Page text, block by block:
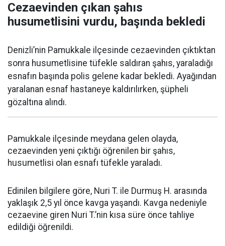
Cezaevinden çıkan şahıs
husumetlisini vurdu, başında bekledi
Denizli’nin Pamukkale ilçesinde cezaevinden çıktıktan
sonra husumetlisine tüfekle saldıran şahıs, yaraladığı
esnafın başında polis gelene kadar bekledi. Ayağından
yaralanan esnaf hastaneye kaldırılırken, şüpheli
gözaltına alındı.
Pamukkale ilçesinde meydana gelen olayda,
cezaevinden yeni çıktığı öğrenilen bir şahıs,
husumetlisi olan esnafı tüfekle yaraladı.
Edinilen bilgilere göre, Nuri T. ile Durmuş H. arasında
yaklaşık 2,5 yıl önce kavga yaşandı. Kavga nedeniyle
cezaevine giren Nuri T.’nin kısa süre önce tahliye
edildiği öğrenildi.